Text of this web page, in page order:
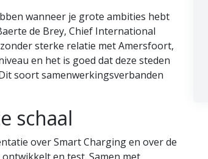
wanneer je grote ambities hebt
de Brey, Chief International
sterke relatie met Amersfoort,
en het is goed dat deze steden
soort samenwerkingsverbanden
schaal
over Smart Charging en over de